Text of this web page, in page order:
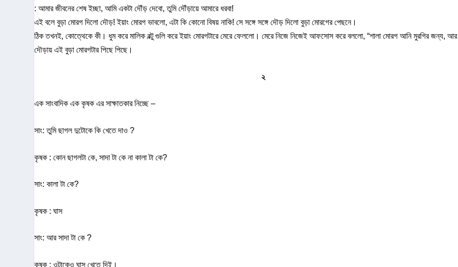
: আমার জীবনের শেষ ইচ্ছা, আমি একটা দৌঁড় দেবো, তুমি দৌঁড়ায়ে আমারে ধরবা!
এই বলে বুড়া মোরগ দিলো দৌড়! ইয়াং মোরগ ভাবলো, এটা কি কোনো বিষয় নাকি! সে সঙ্গে সঙ্গে দৌড় দিলো বুড়া মোরগের পেছনে।
ঠিক তখনই, কোত্থেকে কী। ধুম করে মালিক বল্টু গুলি করে ইয়াং মোরগটারে মেরে ফেললো। মেরে নিজে নিজেই আফসোস করে বললো, “শালা মোরগ আনি মুরগির জন্য, আর
দৌড়ায় এই বুড়া মোরগটার পিছে পিছে।
২
এক সাংবাদিক এক কৃষক এর সাক্ষাতকার নিচ্ছে –
সাং: তুমি ছাগল দুটোকে কি খেতে দাও ?
কৃষক : কোন ছাগলটা কে, সাদা টা কে না কালা টা কে?
সাং: কালা টা কে?
কৃষক : ঘাস
সাং: আর সাদা টা কে ?
কৃষক : ওটাকেও ঘাস খেতে দিই।